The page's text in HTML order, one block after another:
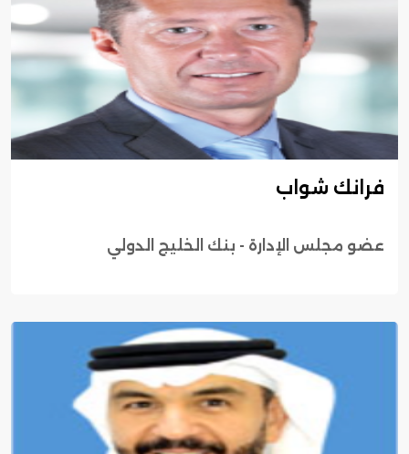
فرانك شواب
عضو مجلس الإدارة - بنك الخليج الدولي